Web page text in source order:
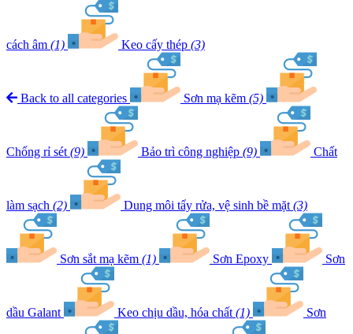
cách âm (1) Keo cấy thép (3)
Back to all categories Sơn mạ kẽm (5)
Chống rỉ sét (9) Bảo trì công nghiệp (9) Chất
làm sạch (2) Dung môi tẩy rửa, vệ sinh bề mặt (3)
Sơn sắt mạ kẽm (1) Sơn Epoxy Sơn
dầu Galant Keo chịu dầu, hóa chất (1) Sơn